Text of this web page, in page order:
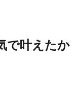
で叶えたか